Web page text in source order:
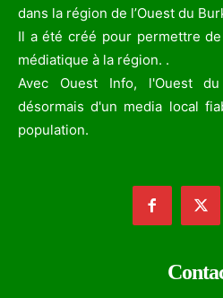
dans la région de l’Ouest du
Il a été créé pour permettre
médiatique à la région. .
Avec Ouest Info, l'Ouest
désormais d'un media local
population.